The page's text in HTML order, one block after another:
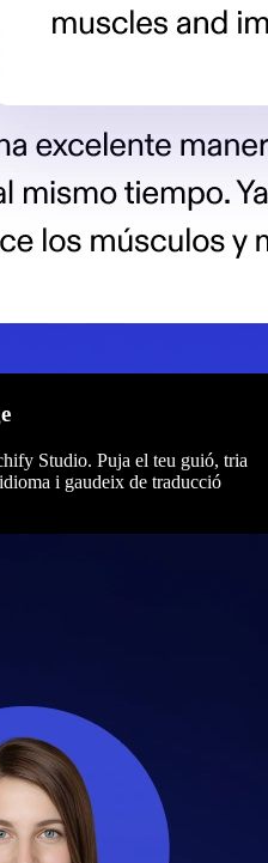
Studio. Puja el teu guió, tria
i gaudeix de traducció